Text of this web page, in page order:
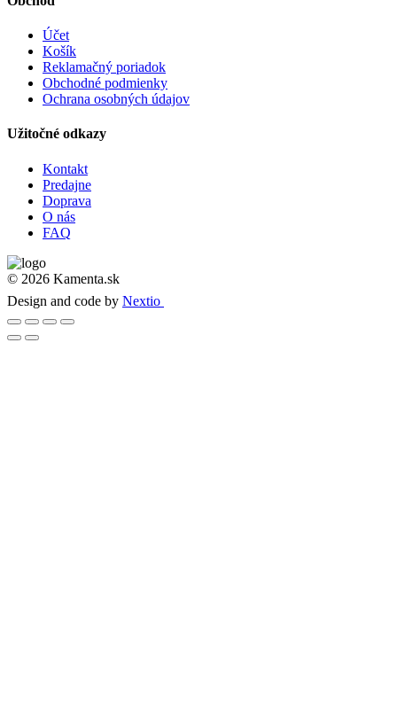
Účet
Košík
Reklamačný poriadok
Obchodné podmienky
Ochrana osobných údajov
Užitočné odkazy
Kontakt
Predajne
Doprava
O nás
FAQ
© 2026 Kamenta.sk
Design and code by Nextio